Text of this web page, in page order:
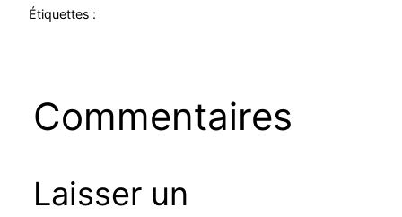
Étiquettes :
Commentaires
Laisser un